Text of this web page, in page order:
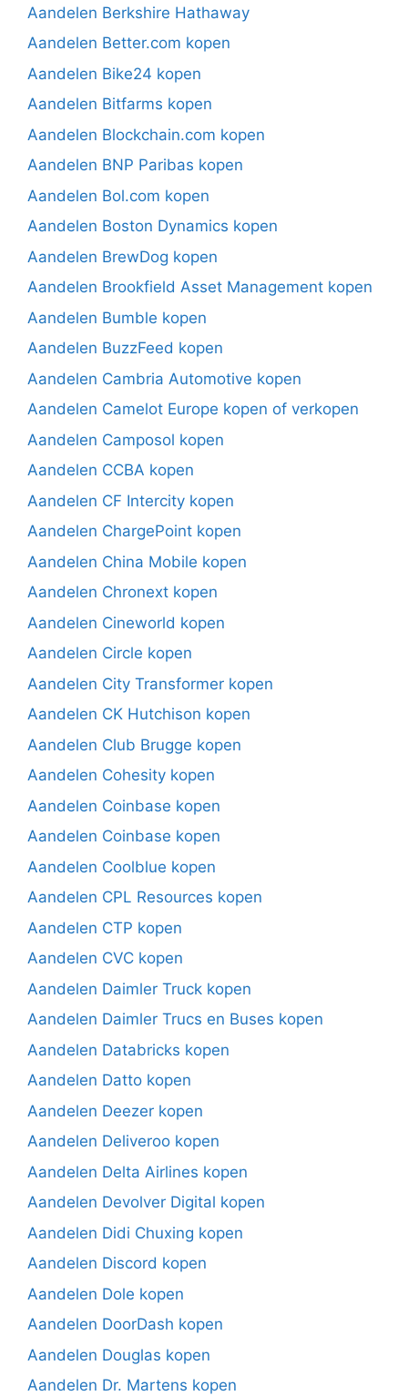
Aandelen Berkshire Hathaway
Aandelen Better.com kopen
Aandelen Bike24 kopen
Aandelen Bitfarms kopen
Aandelen Blockchain.com kopen
Aandelen BNP Paribas kopen
Aandelen Bol.com kopen
Aandelen Boston Dynamics kopen
Aandelen BrewDog kopen
Aandelen Brookfield Asset Management kopen
Aandelen Bumble kopen
Aandelen BuzzFeed kopen
Aandelen Cambria Automotive kopen
Aandelen Camelot Europe kopen of verkopen
Aandelen Camposol kopen
Aandelen CCBA kopen
Aandelen CF Intercity kopen
Aandelen ChargePoint kopen
Aandelen China Mobile kopen
Aandelen Chronext kopen
Aandelen Cineworld kopen
Aandelen Circle kopen
Aandelen City Transformer kopen
Aandelen CK Hutchison kopen
Aandelen Club Brugge kopen
Aandelen Cohesity kopen
Aandelen Coinbase kopen
Aandelen Coinbase kopen
Aandelen Coolblue kopen
Aandelen CPL Resources kopen
Aandelen CTP kopen
Aandelen CVC kopen
Aandelen Daimler Truck kopen
Aandelen Daimler Trucs en Buses kopen
Aandelen Databricks kopen
Aandelen Datto kopen
Aandelen Deezer kopen
Aandelen Deliveroo kopen
Aandelen Delta Airlines kopen
Aandelen Devolver Digital kopen
Aandelen Didi Chuxing kopen
Aandelen Discord kopen
Aandelen Dole kopen
Aandelen DoorDash kopen
Aandelen Douglas kopen
Aandelen Dr. Martens kopen